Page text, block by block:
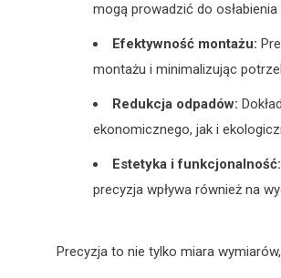
mogą prowadzić do
Efektywność montażu:
montażu i minimalizując
Redukcja odpadów:
ekonomicznego, jak i
Estetyka i funkcjonalność:
precyzja wpływa również na
Precyzja to nie tylko miara